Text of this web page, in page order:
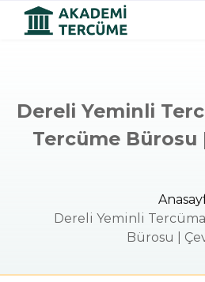
Dereli Yeminli
Tercüme Bürosu
Dereli Yeminli
Bürosu |